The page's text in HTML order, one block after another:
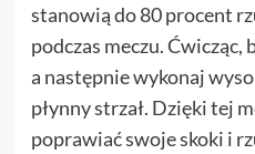
stanowią do 80 procent
podczas meczu.
a następnie wykonaj
płynny strzał. Dzięki tej
poprawiać swoje skoki i